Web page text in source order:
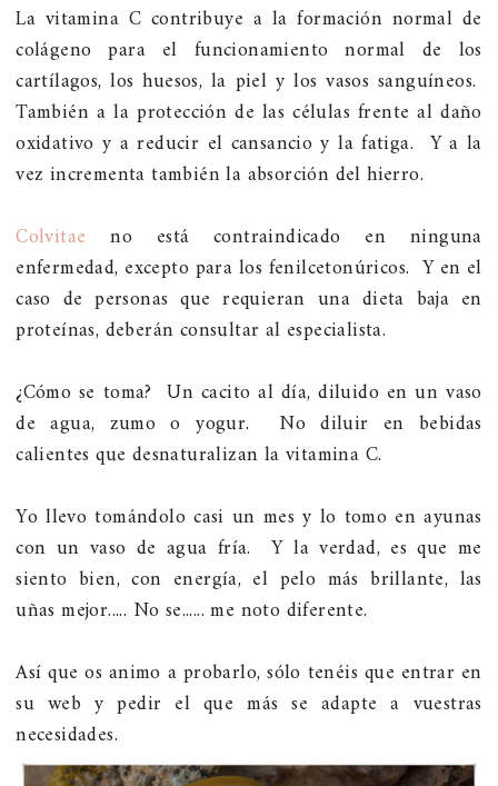
La vitamina C contribuye a la formación normal de
colágeno para el funcionamiento normal de los
cartílagos, los huesos, la piel y los vasos sanguíneos.
También a la protección de las células frente al daño
oxidativo y a reducir el cansancio y la fatiga. Y a la
vez incrementa también la absorción del hierro.
Colvitae no está contraindicado en ninguna
enfermedad, excepto para los fenilcetonúricos. Y en el
caso de personas que requieran una dieta baja en
proteínas, deberán consultar al especialista.
¿Cómo se toma? Un cacito al día, diluido en un vaso
de agua, zumo o yogur. No diluir en bebidas
calientes que desnaturalizan la vitamina C.
Yo llevo tomándolo casi un mes y lo tomo en ayunas
con un vaso de agua fría. Y la verdad, es que me
siento bien, con energía, el pelo más brillante, las
uñas mejor..... No se...... me noto diferente.
Así que os animo a probarlo, sólo tenéis que entrar en
su web y pedir el que más se adapte a vuestras
necesidades.